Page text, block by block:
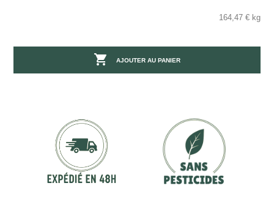
164,47 € kg
 AJOUTER AU PANIER